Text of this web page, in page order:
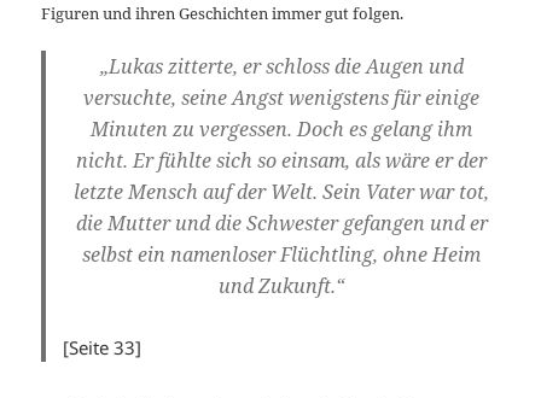
Figuren und ihren Geschichten immer gut folgen.
„Lukas zitterte, er schloss die Augen und
versuchte, seine Angst wenigstens für einige
Minuten zu vergessen. Doch es gelang ihm
nicht. Er fühlte sich so einsam, als wäre er der
letzte Mensch auf der Welt. Sein Vater war tot,
die Mutter und die Schwester gefangen und er
selbst ein namenloser Flüchtling, ohne Heim
und Zukunft.“
[Seite 33]